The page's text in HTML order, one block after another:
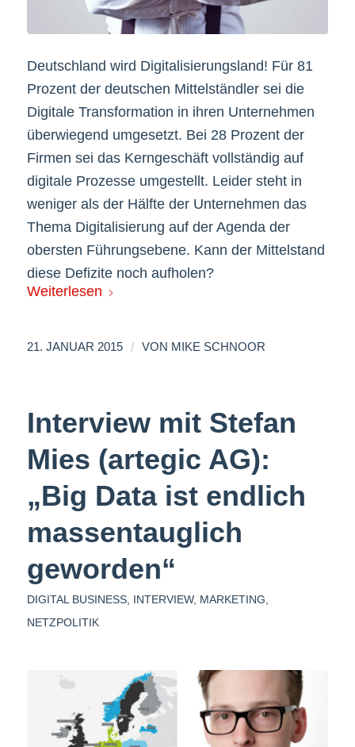
Deutschland wird Digitalisierungsland! Für 81
Prozent der deutschen Mittelständler sei die
Digitale Transformation in ihren Unternehmen
überwiegend umgesetzt. Bei 28 Prozent der
Firmen sei das Kerngeschäft vollständig auf
digitale Prozesse umgestellt. Leider steht in
weniger als der Hälfte der Unternehmen das
Thema Digitalisierung auf der Agenda der
obersten Führungsebene. Kann der Mittelstand
diese Defizite noch aufholen?
Weiterlesen
21. JANUAR 2015 / VON MIKE SCHNOOR
Interview mit Stefan
Mies (artegic AG):
„Big Data ist endlich
massentauglich
geworden“
DIGITAL BUSINESS, INTERVIEW, MARKETING
NETZPOLITIK